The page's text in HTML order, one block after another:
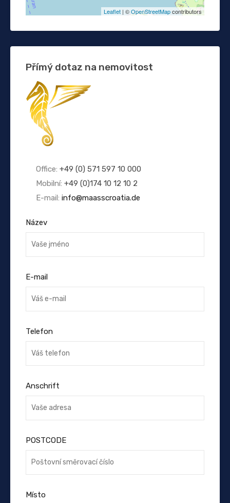
Leaflet | ©OpenStreetMapcontributors
Přímý dotaz na nemovitost
Office: +49 (0) 571 597 10 000
Mobilní: +49 (0)174 10 12 10 2
E-mail: info@maasscroatia.de
Název
E-mail
Telefon
Anschrift
POSTCODE
Místo